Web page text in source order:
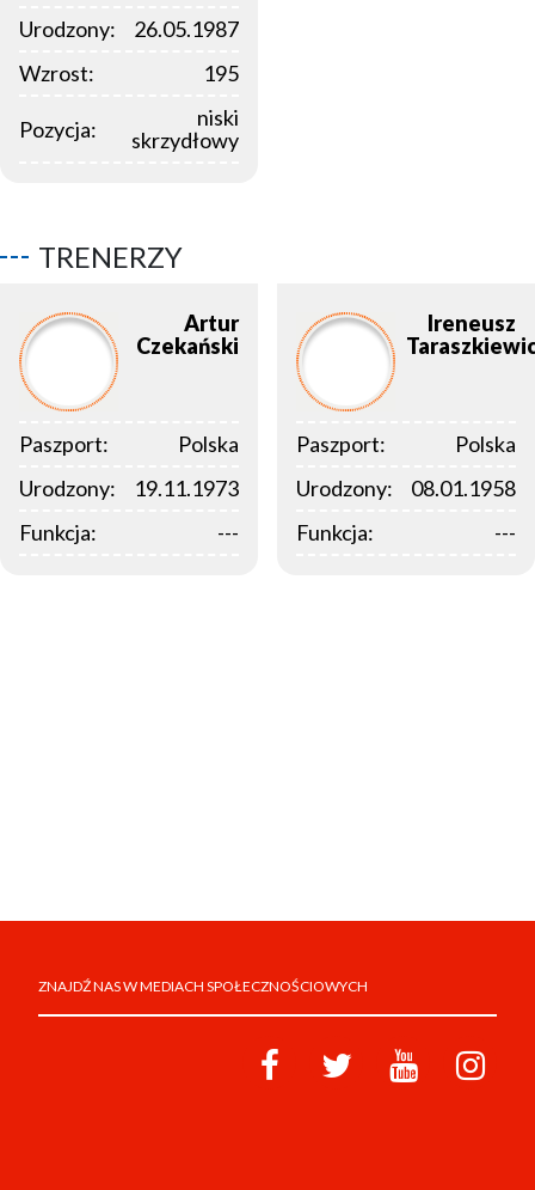
Urodzony:
26.05.1987
Wzrost:
195
Pozycja:
niski
skrzydłowy
TRENERZY
Artur
Czekański
Paszport:
Polska
Urodzony:
19.11.1973
Funkcja:
---
Ireneusz
Paszport:
Polska
Urodzony:
08.01.1958
Funkcja:
---
ZNAJDŹ NAS W MEDIACH SPOŁECZNOŚCIOWYCH